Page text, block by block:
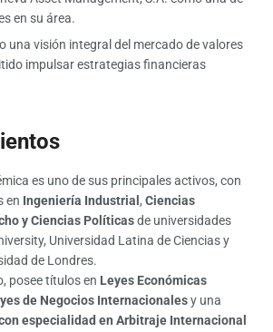
en su área.
una visión integral del mercado de valores
impulsar estrategias financieras
es uno de sus principales activos, con
en Ingeniería Industrial , Ciencias
y Ciencias Políticasde universidades
Universidad Latina de Ciencias y
de Londres.
posee títulos en Leyes Económicas
de Negocios Internacionalesy una
especialidad en Arbitraje Internacional